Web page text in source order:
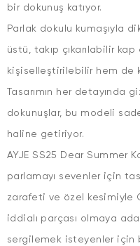
bir dokunuş katıyor.
Parlak dokulu kumaşıyla
üstü, takıp çıkarılabilir
kişiselleştirilebilir hem de
Tasarımın her detayında
dokunuşlar, bu modeli
haline getiriyor.
AYJE SS25 Dear Summer
parlamayı sevenler için
zarafeti ve özel kesimiyle
iddialı parçası olmaya
sergilemek isteyenler